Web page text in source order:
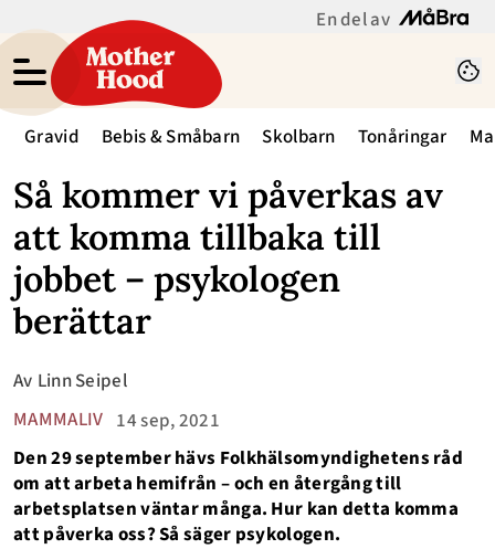
En del av
Gravid Bebis & Småbarn Skolbarn Tonåringar
Så kommer vi påverkas av
att komma tillbaka till
jobbet – psykologen
berättar
MAMMALIV 14 sep, 2021
Av Linn Seipel
Den 29 september hävs Folkhälsomyndighetens råd
om att arbeta hemifrån – och en återgång till
arbetsplatsen väntar många. Hur kan detta komma
att påverka oss? Så säger psykologen.